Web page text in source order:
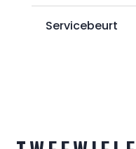
Servicebeurt